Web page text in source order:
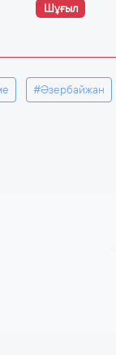
Шұғыл
#Әзербайжан